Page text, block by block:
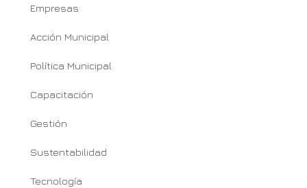
Empresas
Acción Municipal
Política Municipal
Capacitación
Gestión
Sustentabilidad
Tecnología